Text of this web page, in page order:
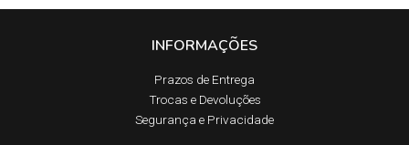
INFORMAÇÕES
Prazos de Entrega​
Trocas e Devoluções​
Segurança e Privacidade